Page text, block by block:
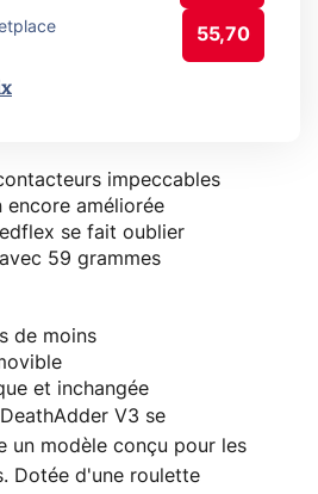
55,70
impeccables
encore améliorée
se fait oublier
59 grammes
de moins
et inchangée
V3 se
un modèle conçu pour les
Dotée d'une roulette